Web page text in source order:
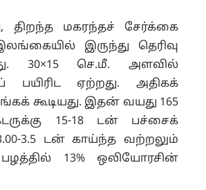
திறந்த மகரந்தச் சேர்க்கை
இருந்து தெரிவு
30×15 செ.மீ. அளவில்
பயிரிட ஏற்றது. அதிகக்
கூடியது. இதன் வயது 165
15-18 டன் பச்சைக்
3.5 டன் காய்ந்த வற்றலும்
13% ஒலியோரசின்